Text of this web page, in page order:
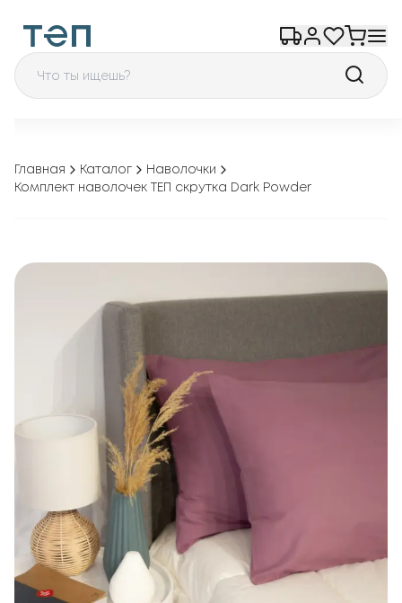
Главная Каталог
Наволочки
Комплект наволочек ТЕП скрутка Dark Powder